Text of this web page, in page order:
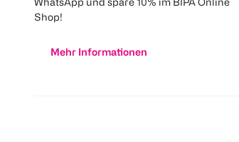
Shop!
Mehr Informationen